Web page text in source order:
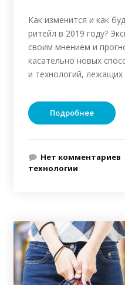
Как изменится и как
ритейл в 2019 году?
своим мнением и
касательно новых
и технологий, лежащих
Подробнее
Нет комментариев
технологии